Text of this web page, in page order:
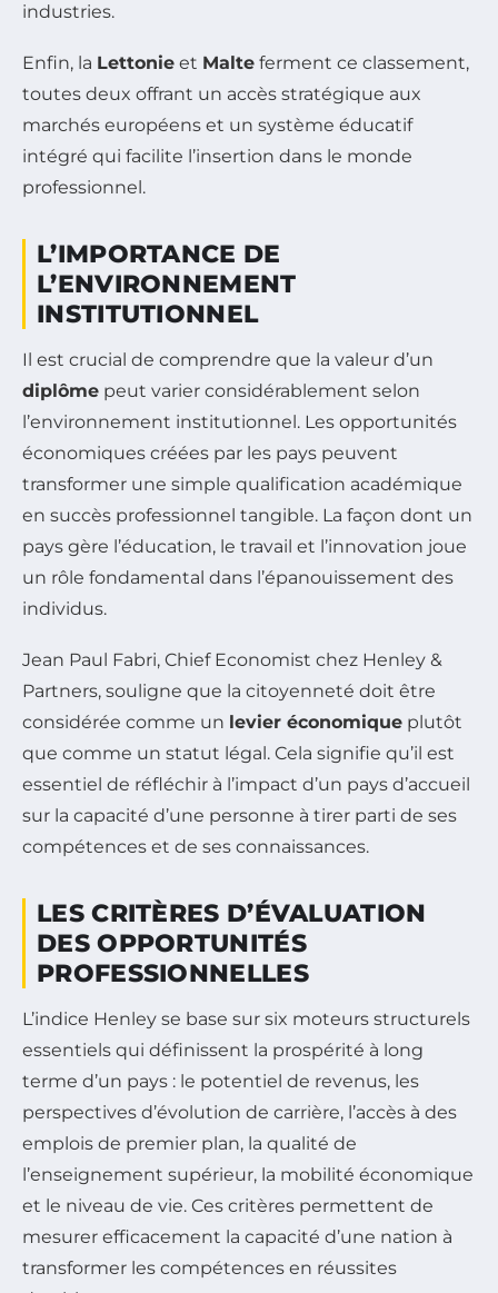
industries.
Enfin, la Lettonie et Malte ferment ce classement,
toutes deux offrant un accès stratégique aux
marchés européens et un système éducatif
intégré qui facilite l’insertion dans le monde
professionnel.
L’IMPORTANCE DE
L’ENVIRONNEMENT
INSTITUTIONNEL
Il est crucial de comprendre que la valeur d’un
diplôme peut varier considérablement selon
l’environnement institutionnel. Les opportunités
économiques créées par les pays peuvent
transformer une simple qualification académique
en succès professionnel tangible. La façon dont un
pays gère l’éducation, le travail et l’innovation joue
un rôle fondamental dans l’épanouissement des
individus.
Jean Paul Fabri, Chief Economist chez Henley &
Partners, souligne que la citoyenneté doit être
considérée comme un levier économique plutôt
que comme un statut légal. Cela signifie qu’il est
essentiel de réfléchir à l’impact d’un pays d’accueil
sur la capacité d’une personne à tirer parti de ses
compétences et de ses connaissances.
LES CRITÈRES D’ÉVALUATION
DES OPPORTUNITÉS
PROFESSIONNELLES
L’indice Henley se base sur six moteurs structurels
essentiels qui définissent la prospérité à long
terme d’un pays : le potentiel de revenus, les
perspectives d’évolution de carrière, l’accès à des
emplois de premier plan, la qualité de
l’enseignement supérieur, la mobilité économique
et le niveau de vie. Ces critères permettent de
mesurer efficacement la capacité d’une nation à
transformer les compétences en réussites